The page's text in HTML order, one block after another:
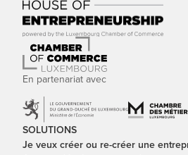
En partenariat avec
SOLUTIONS
Je veux créer ou re-créer une